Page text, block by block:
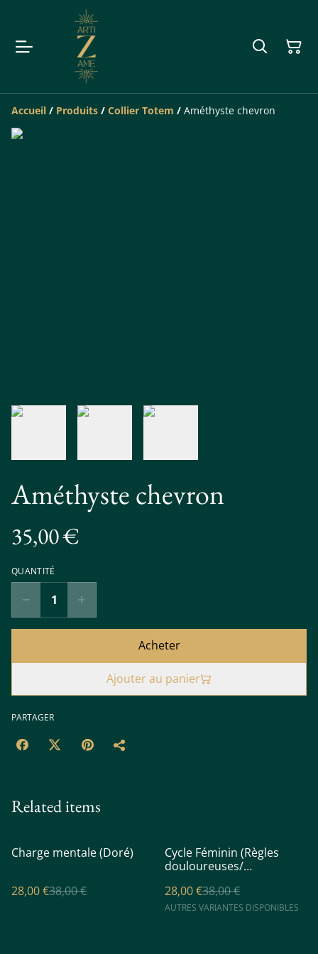
Accueil / Produits / Collier Totem / Améthyste chevron
Améthyste chevron
35,00 €
QUANTITÉ
Acheter
Ajouter au panier
PARTAGER
Related items
%
Charge mentale (Doré)
28,00 €38,00 €
%
Cycle Féminin (Règles
douloureuses/
28,00 €38,00 €
AUTRES VARIANTES DISPONIBLES